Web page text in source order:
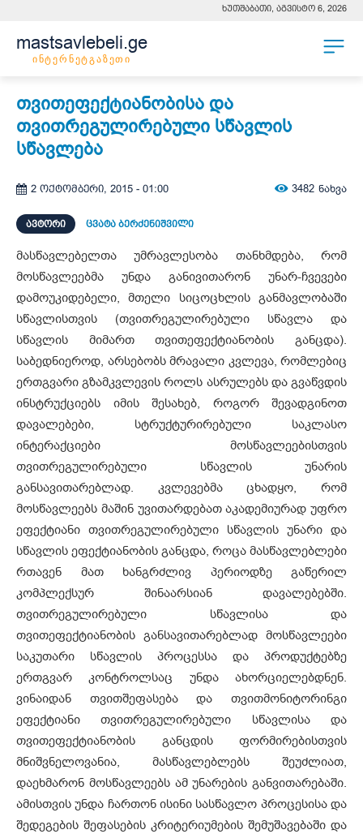
ხუთშაბათი, აგვისტო 6, 2026
mastsavlebeli.ge
ინტერნეტგაზეთი
თვითეფექტიანობისა და
თვითრეგულირებული სწავლის
სწავლება
2 ოქტომბერი, 2015 - 01:00 3482 ნახვა
ᲐᲕᲢᲝᲠᲘ ცვატა ბერძენიშვილი
მასწავლებელთა უმრავლესობა თანხმდება, რომ
მოსწავლეებმა უნდა განივითარონ უნარ-ჩვევები
დამოუკიდებელი, მთელი სიცოცხლის განმავლობაში
სწავლისთვის (თვითრეგულირებული სწავლა და
სწავლის მიმართ თვითეფექტიანობის განცდა).
საბედნიეროდ, არსებობს მრავალი კვლევა, რომლებიც
ერთგვარი გზამკვლევის როლს ასრულებს და გვაწვდის
ინსტრუქციებს იმის შესახებ, როგორ შევადგინოთ
დავალებები, სტრუქტურირებული საკლასო
ინტერაქციები მოსწავლეებისთვის
თვითრეგულირებული სწავლის უნარის
განსავითარებლად. კვლევებმა ცხადყო, რომ
მოსწავლეებს მაშინ უვითარდებათ აკადემიურად უფრო
ეფექტიანი თვითრეგულირებული სწავლის უნარი და
სწავლის ეფექტიანობის განცდა, როცა მასწავლებლები
რთავენ მათ ხანგრძლივ პერიოდზე გაწერილ
კომპლექსურ შინაარსიან დავალებებში.
თვითრეგულირებული სწავლისა და
თვითეფექტიანობის განსავითარებლად მოსწავლეები
საკუთარი სწავლის პროცესსა და პროდუქტებზე
ერთგვარ კონტროლსაც უნდა ახორციელებდნენ.
ვინაიდან თვითშეფასება და თვითმონიტორინგი
ეფექტიანი თვითრეგულირებული სწავლისა და
თვითეფექტიანობის განცდის ფორმირებისთვის
მნიშვნელოვანია, მასწავლებლებს შეუძლიათ,
დაეხმარონ მოსწავლეებს ამ უნარების განვითარებაში.
ამისთვის უნდა ჩართონ ისინი სასწავლო პროცესისა და
შედეგების შეფასების კრიტერიუმების შემუშავებაში და